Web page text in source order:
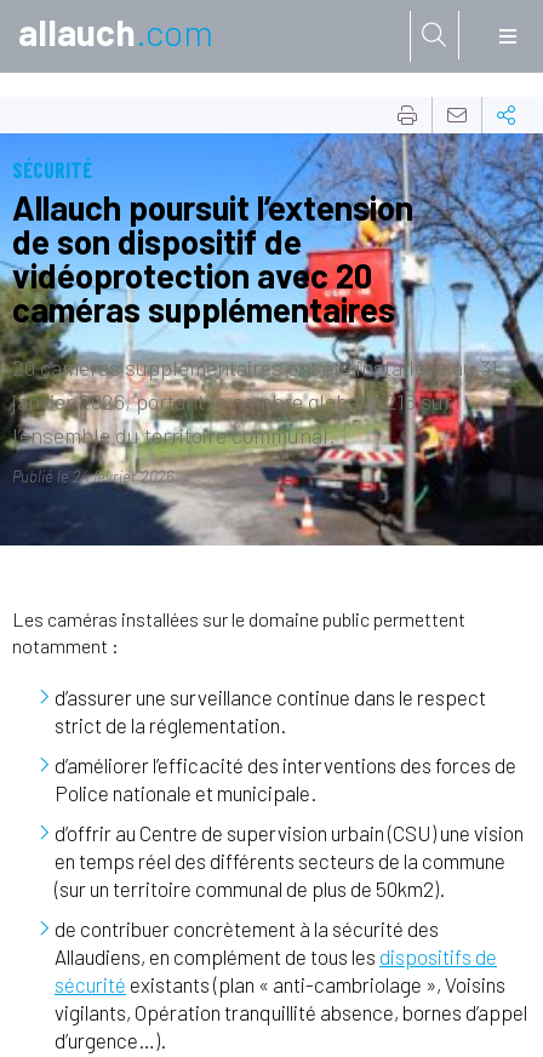
allauch.com
SÉCURITÉ
Allauch poursuit l’extension
de son dispositif de
vidéoprotection avec 20
caméras supplémentaires
20 caméras supplémentaires ont été installées au 31
janvier 2026, portant le nombre global à 216 sur
l’ensemble du territoire communal.
Publié le24 février 2026
Les caméras installées sur le domaine public permettent
notamment :
d’assurer une surveillance continue dans le respect
strict de la réglementation.
d’améliorer l’efficacité des interventions des forces de
Police nationale et municipale.
d’offrir au Centre de supervision urbain (CSU) une vision
en temps réel des différents secteurs de la commune
(sur un territoire communal de plus de 50km2).
de contribuer concrètement à la sécurité des
Allaudiens, en complément de tous les dispositifs de
sécurité existants (plan « anti-cambriolage », Voisins
vigilants, Opération tranquillité absence, bornes d’appel
d’urgence…).